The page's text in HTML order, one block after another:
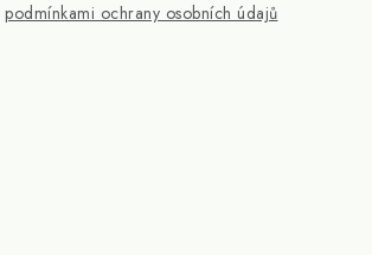
podmínkami ochrany osobních údajů